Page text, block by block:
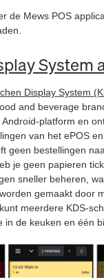
de Mews POS
System
Display System
and beverage
platform en
van het ePOS
geen bestellingen
je geen papieren
sneller beheren,
gemaakt door
meerdere KDS-
in de keuken en één